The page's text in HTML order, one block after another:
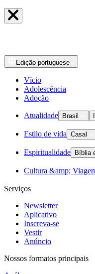
Edição portuguese
Vício
Adolescência
Adoção
Atualidade Brasil
Estilo de vida Casal
Espiritualidade Bíblia
Cultura &amp;
Serviços
Newsletter
Aplicativo
Inscreva-se
Vestir
Anúncio
Nossos formatos principais